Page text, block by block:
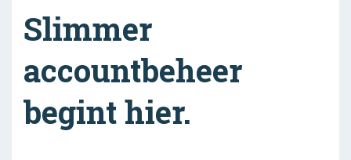
Slimmer
accountbeheer
begint hier.